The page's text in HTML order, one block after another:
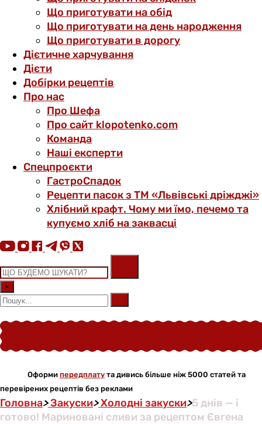
Що приготувати на обід
Що приготувати на день народження
Що приготувати в дорогу
Дієтичне харчування
Дієти
Добірки рецептів
Про нас
Про Шефа
Про сайт klopotenko.com
Команда
Наші експерти
Спецпроєкти
ГастроСпадок
Рецепти пасок з ТМ «Львівські дріжджі»
Хлібний крафт. Чому ми їмо, печемо та
купуємо хліб на заквасці
×
Оформи передплату та дивись більше ніж 5000 статей та
перевірених рецептів без реклами
Головна>Закуски>Холодні закуски>5 днів — і
готово! Мариновані сливи за рецептом Євгена